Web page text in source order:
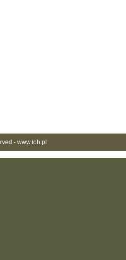
- www.ioh.pl